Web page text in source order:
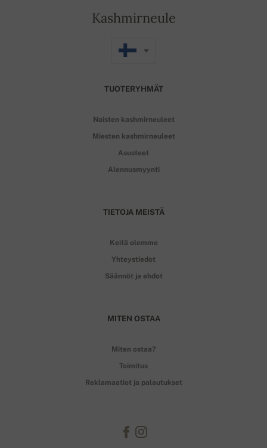
Kashmirneule
TUOTERYHMÄT
Naisten kashmirneuleet
Miesten kashmirneuleet
Asusteet
Alennusmyynti
TIETOJA MEISTÄ
Keitä olemme
Yhteystiedot
Säännöt ja ehdot
MITEN OSTAA
Miten ostaa?
Toimitus
Reklamaatiot ja palautukset